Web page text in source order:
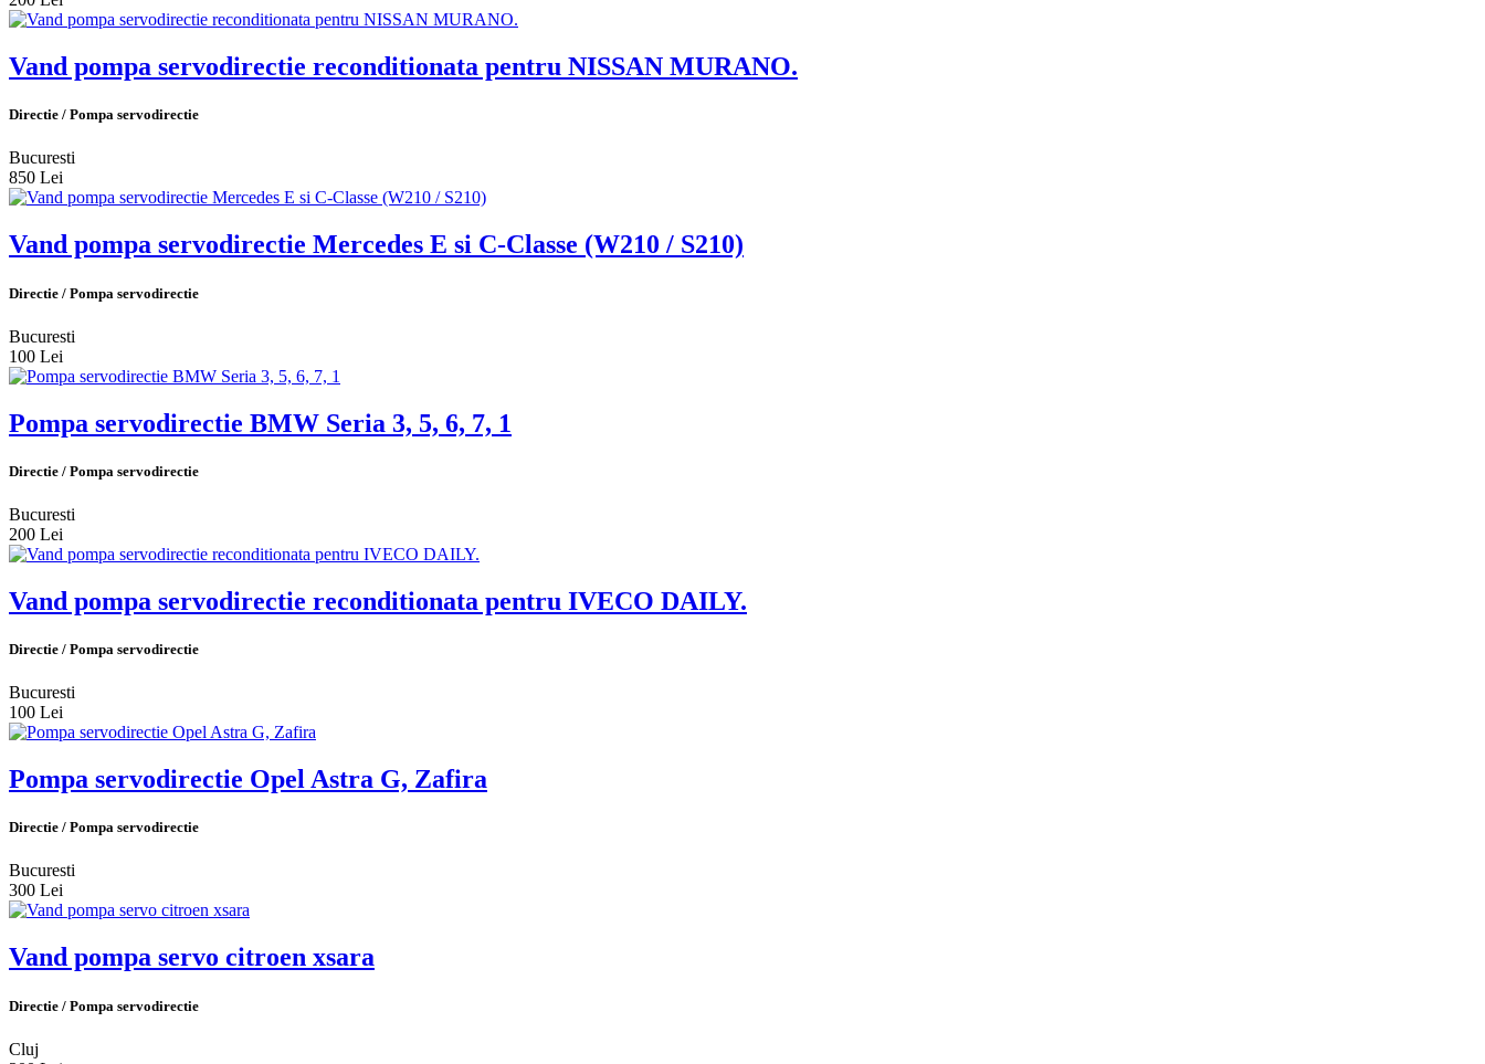
Vand pompa servodirectie reconditionata pentru NISSAN MURANO.
Directie / Pompa servodirectie
Bucuresti
850 Lei
Vand pompa servodirectie Mercedes E si C-Classe (W210 / S210)
Directie / Pompa servodirectie
Bucuresti
100 Lei
Pompa servodirectie BMW Seria 3, 5, 6, 7, 1
Directie / Pompa servodirectie
Bucuresti
200 Lei
Vand pompa servodirectie reconditionata pentru IVECO DAILY.
Directie / Pompa servodirectie
Bucuresti
100 Lei
Pompa servodirectie Opel Astra G, Zafira
Directie / Pompa servodirectie
Bucuresti
300 Lei
Vand pompa servo citroen xsara
Directie / Pompa servodirectie
Cluj